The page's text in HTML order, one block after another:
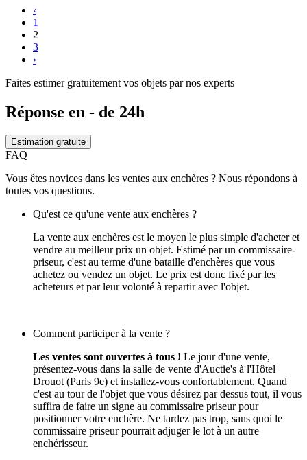
‹
1
2
3
›
Faites estimer gratuitement vos objets par nos experts
Réponse en - de 24h
Estimation gratuite
FAQ
Vous êtes novices dans les ventes aux enchères ? Nous répondons à
toutes vos questions.
Qu'est ce qu'une vente aux enchères ?
La vente aux enchères est le moyen le plus simple d'acheter et
vendre au meilleur prix un objet. Estimé par un commissaire-
priseur, c'est au terme d'une bataille d'enchères que vous
achetez ou vendez un objet. Le prix est donc fixé par les
acheteurs et par leur volonté à repartir avec l'objet.
Comment participer à la vente ?
Les ventes sont ouvertes à tous ! Le jour d'une vente,
présentez-vous dans la salle de vente d'Auctie's à l'Hôtel
Drouot (Paris 9e) et installez-vous confortablement. Quand
c'est au tour de l'objet que vous désirez par dessus tout, il vous
suffira de faire un signe au commissaire priseur pour
positionner votre enchère. Ne tardez pas trop, sans quoi le
commissaire priseur pourrait adjuger le lot à un autre
enchérisseur.